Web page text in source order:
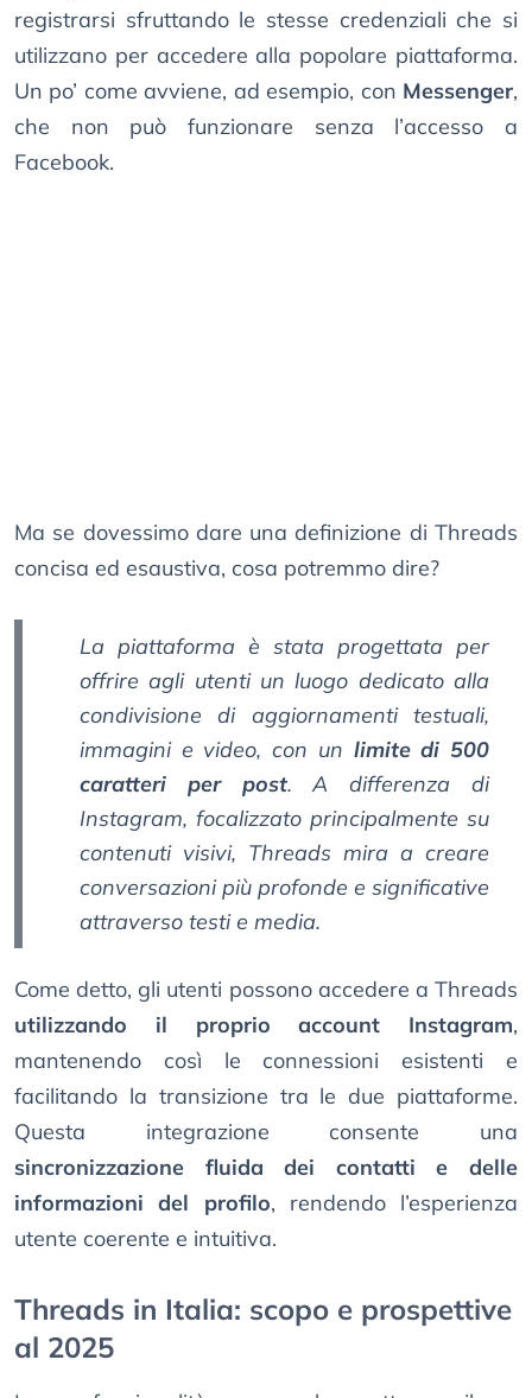
registrarsi sfruttando le stesse credenziali che si
utilizzano per accedere alla popolare piattaforma.
Un po’ come avviene, ad esempio, con Messenger,
che non può funzionare senza l’accesso a
Facebook.
Ma se dovessimo dare una definizione di Threads
concisa ed esaustiva, cosa potremmo dire?
La piattaforma è stata progettata per
offrire agli utenti un luogo dedicato alla
condivisione di aggiornamenti testuali,
immagini e video, con un limite di 500
caratteri per post. A differenza di
Instagram, focalizzato principalmente su
contenuti visivi, Threads mira a creare
conversazioni più profonde e significative
attraverso testi e media.
Come detto, gli utenti possono accedere a Threads
utilizzando il proprio account Instagram,
mantenendo così le connessioni esistenti e
facilitando la transizione tra le due piattaforme.
Questa integrazione consente una
sincronizzazione fluida dei contatti e delle
informazioni del profilo, rendendo l’esperienza
utente coerente e intuitiva.
Threads in Italia: scopo e prospettive
al 2025